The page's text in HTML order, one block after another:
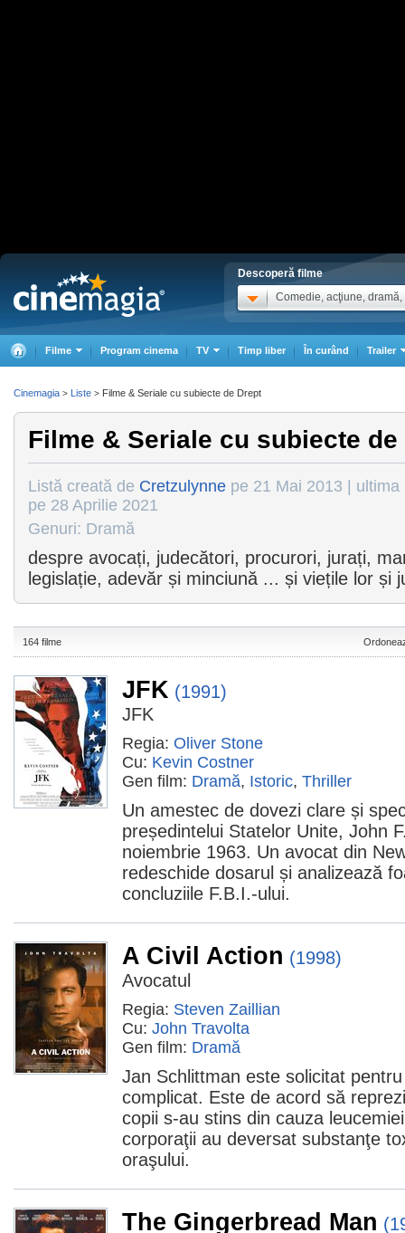
Descoperă filme
Comedie, acţiune, dramă,
Filme Program cinema TV Timp liber În curând Trailer
Filme & Seriale cu subiecte de
Listă creată de Cretzulynne pe 21 Mai 2013 | ultima
pe 28 Aprilie 2021
Genuri: Dramă
despre avocați, judecători, procurori, jurați,
legislație, adevăr și minciună ... și viețile lor și
164 filme
JFK (1991)
JFK
Regia: Oliver Stone
Cu: Kevin Costner
Gen film: Dramă, Istoric, Thriller
Un amestec de dovezi clare și
președintelui Statelor Unite, John
noiembrie 1963. Un avocat din
redeschide dosarul și analizează
concluziile F.B.I.-ului.
A Civil Action (1998)
Avocatul
Regia: Steven Zaillian
Cu: John Travolta
Gen film: Dramă
Jan Schlittman este solicitat
complicat. Este de acord să
copii s-au stins din cauza
corporaţii au deversat substanţe
oraşului.
The Gingerbread Man
Cinemagia > Liste > Filme & Seriale cu subiecte de Drept